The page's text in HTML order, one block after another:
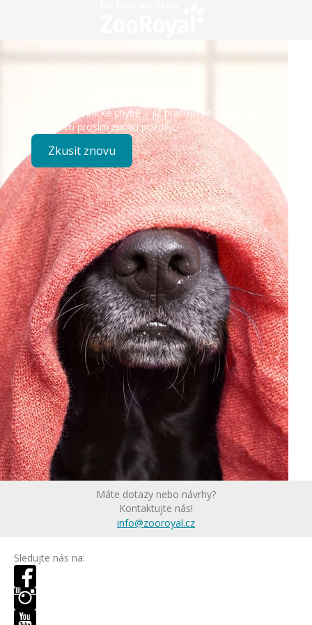
Došlo k technické chybě – již pracujeme na opravě.
Zkuste to prosím znovu později.
Zkusit znovu
Máte dotazy nebo návrhy?
Kontaktujte nás!
info@zooroyal.cz
Sledujte nás na: